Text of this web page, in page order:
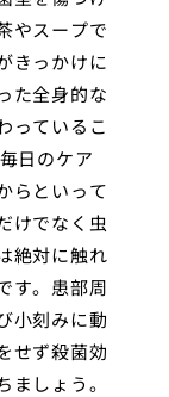
やスープで
きっかけに
た全身的な
っているこ
日のケア
らといって
けでなく虫
絶対に触れ
す。患部周
小刻みに動
せず殺菌効
しょう。